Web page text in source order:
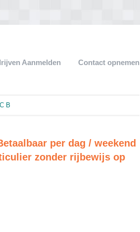
Aanmelden Contact opnemen
B
per dag / weekend
zonder rijbewijs op